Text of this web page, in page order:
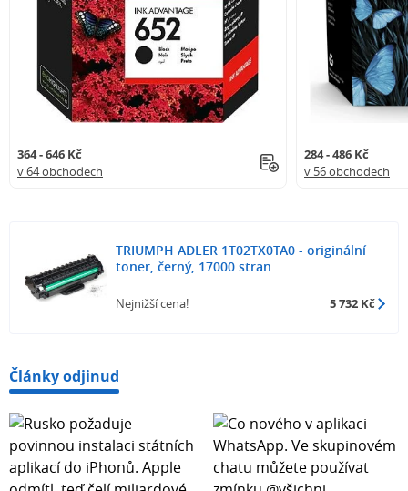
364 - 646 Kč
v 64 obchodech
284 - 486 Kč
v 56 obchodech
TRIUMPH ADLER 1T02TX0TA0 - originální
toner, černý, 17000 stran
Nejnižší cena! 5 732 Kč
Články odjinud